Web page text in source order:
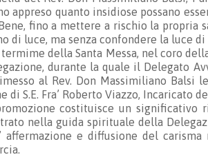
appreso quanto insidiose possano
fino a mettere a rischio la propria
di luce, ma senza confondere la luce
della Santa Messa, nel coro
durante la quale il Delegato
al Rev. Don Massimiliano Balsi
di S.E. Fra’ Roberto Viazzo, Incaricato
costituisce un significativo
nella guida spirituale della
affermazione e diffusione del